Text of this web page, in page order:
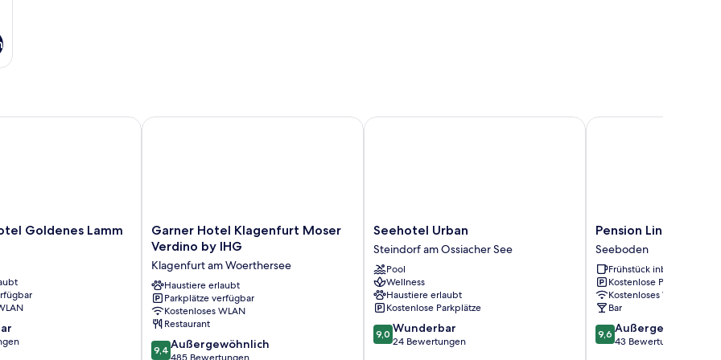
Goldenes Lamm
Goldenes Lamm
Garner
Hotel
Moser
Verdino
by
IHG
Klagenfurt
am
Garner Hotel Klagenfurt Moser
Verdino by IHG
Klagenfurt am Woerthersee
Haustiere erlaubt
Parkplätze verfügbar
Kostenloses WLAN
Restaurant
9.4
9,4 Außergewöhnlich
485 Bewertungen
Garner Hotel Klagenfurt Moser Verdino by IHG
Seehotel
Urban
Steindorf
am
Ossiacher
See
Seehotel Urban
Steindorf am Ossiacher See
Pool
Wellness
Haustiere erlaubt
Kostenlose Parkplätze
9.0
von
9,0 Wunderbar
24 Bewertungen
Seehotel Urban
Pension
Linder
Seeboden
Pension Linder
Seeboden
Frühstück inbegriffen
Kostenlose Parkplätze
Kostenloses WLAN
Bar
9.6
von
9,6 Außergewöhnlich
43 Bewertungen
Pension Linder